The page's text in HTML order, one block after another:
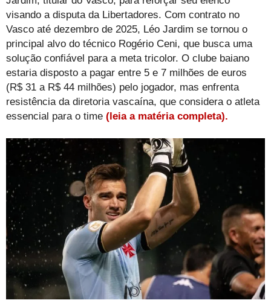
visando a disputa da Libertadores. Com contrato no
Vasco até dezembro de 2025, Léo Jardim se tornou o
principal alvo do técnico Rogério Ceni, que busca uma
solução confiável para a meta tricolor. O clube baiano
estaria disposto a pagar entre 5 e 7 milhões de euros
(R$ 31 a R$ 44 milhões) pelo jogador, mas enfrenta
resistência da diretoria vascaína, que considera o atleta
essencial para o time (leia a matéria completa).